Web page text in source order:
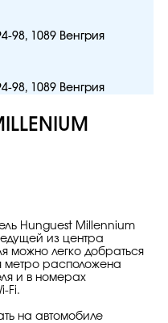
98, 1089 Венгрия
98, 1089 Венгрия
Hunguest Millennium
из центра
можно легко добраться
метро расположена
и в номерах
Fi.
на автомобиле